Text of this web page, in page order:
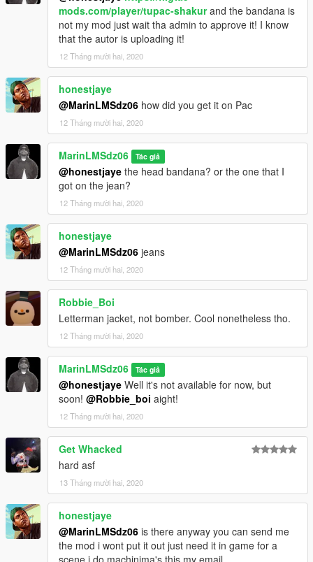
mods.com/player/tupac-shakurand the bandana is
not my mod just wait tha admin to approve it! I know
that the autor is uploading it!
12 Tháng mười hai, 2020
honestjaye
@MarinLMSdz06 how did you get it on Pac
12 Tháng mười hai, 2020
MarinLMSdz06 Tác giả
@honestjaye the head bandana? or the one that I
got on the jean?
12 Tháng mười hai, 2020
honestjaye
@MarinLMSdz06 jeans
12 Tháng mười hai, 2020
Robbie_Boi
Letterman jacket, not bomber. Cool nonetheless tho.
12 Tháng mười hai, 2020
MarinLMSdz06 Tác giả
@honestjaye Well it's not available for now, but
soon! @Robbie_boi aight!
12 Tháng mười hai, 2020
Get Whacked
hard asf
13 Tháng mười hai, 2020
honestjaye
@MarinLMSdz06 is there anyway you can send me
the mod i wont put it out just need it in game for a